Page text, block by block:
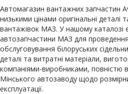
Автомагазин вантажних запчастин
низькими цінами оригінальні деталі
вантажівок МАЗ. У нашому каталозі є
автозапчастини МАЗ для
обслуговування білоруських
деталі та витратні матеріали,
компаніями-виробниками, повністю
Мінського автозаводу щодо
експлуатації.